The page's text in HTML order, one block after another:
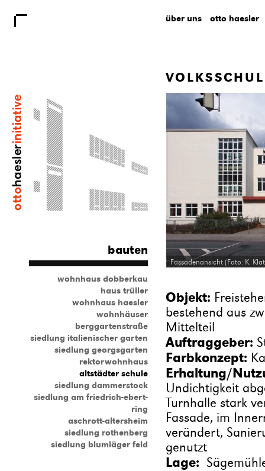
bauten
wohnhaus dobberkau
haus trüller
wohnhaus haesler
wohnhäuser
berggartenstraße
siedlung italienischer garten
siedlung georgsgarten
rektorwohnhaus
altstädter schule
siedlung dammerstock
siedlung am friedrich-ebert-
ring
aschrott-altersheim
siedlung rothenberg
siedlung blumläger feld
über uns otto haesler
Fassadenansicht (Foto: K.
Objekt:
bestehend aus
Mittelteil
Auftraggeber:
Farbkonzept:
Erhaltung/
Undichtigkeit
Turnhalle stark
Fassade, im
verändert,
genutzt
Lage: